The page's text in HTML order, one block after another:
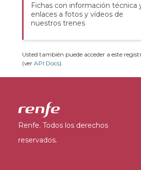
Fichas con información técnica
enlaces a fotos y vídeos de
nuestros trenes
Usted también puede acceder a este
(ver API Docs).
Renfe. Todos los derechos
reservados.